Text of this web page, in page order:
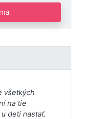
všetkých
na tie
detí nastať.